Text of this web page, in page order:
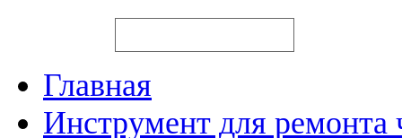
Главная
Инструмент для ремонта